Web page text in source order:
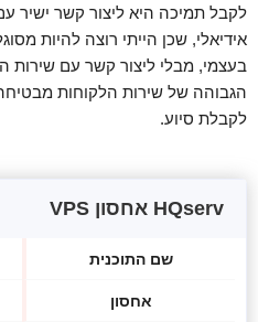
אידיאלי, שכן הייתי רוצה להיות
בעצמי, מבלי ליצור קשר עם שירות
הגבוהה של שירות הלקוחות
לקבלת סיוע.
HQserv אחסון VPS
שם התוכנית
אחסון